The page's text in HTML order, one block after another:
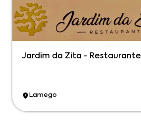
Jardim da Zita - Restaurante
Lamego